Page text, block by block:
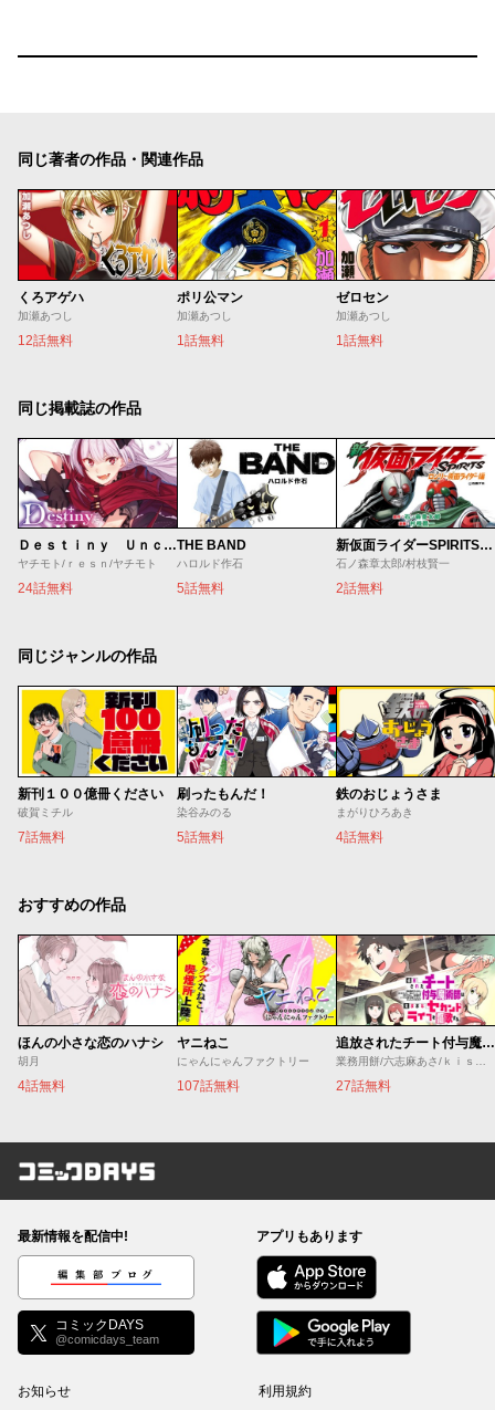
同じ著者の作品・関連作品
くろアゲハ
加瀬あつし
12話無料
ポリ公マン
加瀬あつし
1話無料
ゼロセン
加瀬あつし
1話無料
同じ掲載誌の作品
Ｄｅｓｔｉｎｙ Ｕｎｃｈａｉｎ Ｏｎｌｉｎｅ 吸血鬼少女となって、やがて『赤の魔王』と呼ばれるようになりました
ヤチモト/ｒｅｓｎ/ヤチモト
24話無料
THE BAND
ハロルド作石
5話無料
新仮面ライダーSPIRITS ロンリー仮面ライダー編
石ノ森章太郎/村枝賢一
2話無料
同じジャンルの作品
新刊１００億冊ください
破賀ミチル
7話無料
刷ったもんだ！
染谷みのる
5話無料
鉄のおじょうさま
まがりひろあき
4話無料
おすすめの作品
ほんの小さな恋のハナシ
胡月
4話無料
ヤニねこ
にゃんにゃんファクトリー
107話無料
追放されたチート付与魔術師は気ままなセカンドライフを謳歌する。 ～俺は武器だけじゃなく、あらゆるものに『強化ポイント』を付与できるし、俺の意思でいつでも効果を解除できるけど、残った人たち大丈夫？～
27話無料
コミックDAYS
最新情報を配信中!
編集部ブログ
コミックDAYS
@comicdays_team
アプリもあります
お知らせ 利用規約